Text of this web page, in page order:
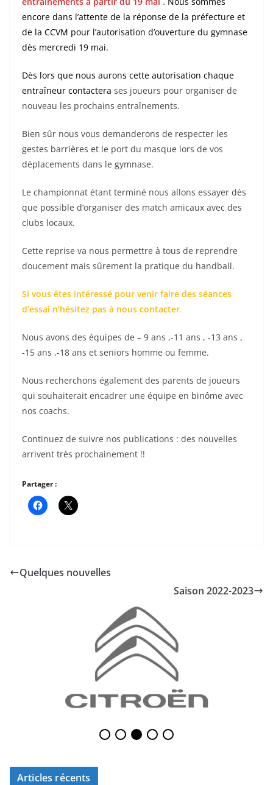
encore dans l’attente de la réponse de la préfecture et
de la CCVM pour l’autorisation d’ouverture du gymnase
dès mercredi 19 mai.
Dès lors que nous aurons cette autorisation chaque
entraîneur contactera ses joueurs pour organiser de
nouveau les prochains entraînements.
Bien sûr nous vous demanderons de respecter les
gestes barrières et le port du masque lors de vos
déplacements dans le gymnase.
Le championnat étant terminé nous allons essayer dès
que possible d’organiser des match amicaux avec des
clubs locaux.
Cette reprise va nous permettre à tous de reprendre
doucement mais sûrement la pratique du handball.
Si vous êtes intéressé pour venir faire des séances
d’essai n’hésitez pas à nous contacter.
Nous avons des équipes de – 9 ans ,-11 ans , -13 ans ,
-15 ans ,-18 ans et seniors homme ou femme.
Nous recherchons également des parents de joueurs
qui souhaiterait encadrer une équipe en binôme avec
nos coachs.
Continuez de suivre nos publications : des nouvelles
arrivent très prochainement !!
Partager :
Quelques nouvelles
Saison 2022-2023
Articles récents